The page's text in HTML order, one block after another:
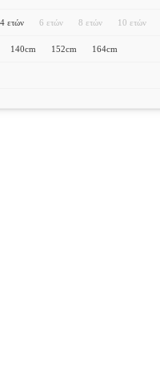
4 ετών 6 ετών 8 ετών 10 ετών
140cm 152cm 164cm